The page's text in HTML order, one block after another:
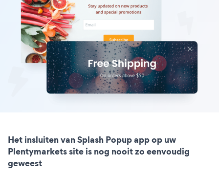
Het insluiten van Splash Popup app op uw
Plentymarkets site is nog nooit zo eenvoudig
geweest